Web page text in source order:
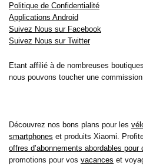
Politique de Confidentialité
Applications Android
Suivez Nous sur Facebook
Suivez Nous sur Twitter
Etant affilié à de nombreuses
nous pouvons toucher une commission
Découvrez nos bons plans pour les
smartphones et produits Xiaomi.
offres d’abonnements abordables pour
promotions pour vos vacances et